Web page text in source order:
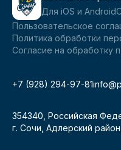
Для iOS и Android
Пользовательское
Политика обработки
Согласие на обработку
+7 (928) 294-97-81
354340, Российская
г. Сочи, Адлерский